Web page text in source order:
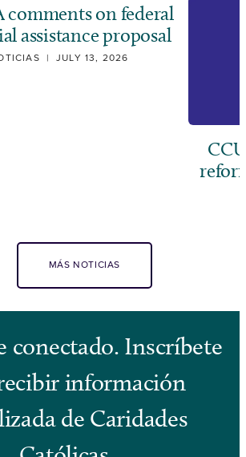
comments on federal
assistance proposal
| JULY 13, 2026
MÁS NOTICIAS
conectado. Inscríbete
información
de Caridades